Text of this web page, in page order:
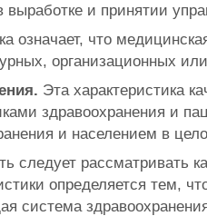
и принятии
означает, что
организационных
Эта характеристика
здравоохранения и
и населением в
следует рассматривать
определяется тем,
система